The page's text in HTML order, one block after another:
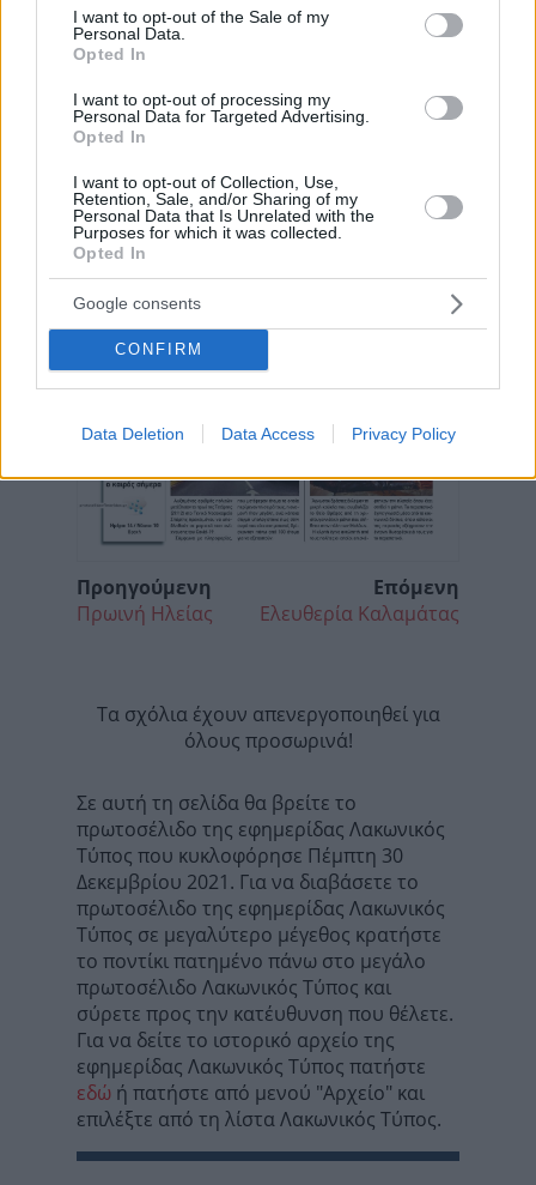
consent section.
I want to opt-out of the Sale of my
Personal Data.
Opted In
I want to opt-out of processing my
Personal Data for Targeted Advertising.
Opted In
I want to opt-out of Collection, Use,
Retention, Sale, and/or Sharing of my
Personal Data that Is Unrelated with the
Purposes for which it was collected.
Opted In
Google consents
CONFIRM
Data Deletion Data Access Privacy Policy
Προηγούμενη
Πρωινή Ηλείας
Επόμενη
Ελευθερία Καλαμάτας
Τα σχόλια έχουν απενεργοποιηθεί για
όλους προσωρινά!
Σε αυτή τη σελίδα θα βρείτε το
πρωτοσέλιδο της εφημερίδας Λακωνικός
Τύπος που κυκλοφόρησε Πέμπτη 30
Δεκεμβρίου 2021. Για να διαβάσετε το
πρωτοσέλιδο της εφημερίδας Λακωνικός
Τύπος σε μεγαλύτερο μέγεθος κρατήστε
το ποντίκι πατημένο πάνω στο μεγάλο
πρωτοσέλιδο Λακωνικός Τύπος και
σύρετε προς την κατέυθυνση που θέλετε.
Για να δείτε το ιστορικό αρχείο της
εφημερίδας Λακωνικός Τύπος πατήστε
εδώ ή πατήστε από μενού "Αρχείο" και
επιλέξτε από τη λίστα Λακωνικός Τύπος.